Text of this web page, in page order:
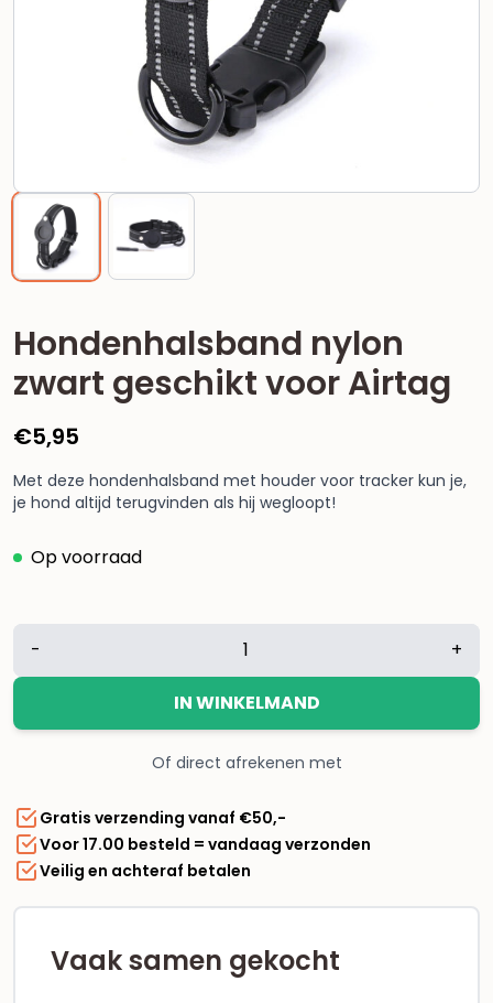
Hondenhalsband nylon
zwart geschikt voor Airtag
€5,95
Met deze hondenhalsband met houder voor tracker kun je,
je hond altijd terugvinden als hij wegloopt!
Op voorraad
zwart
- +
IN WINKELMAND
Of direct afrekenen met
Gratis verzending vanaf €50,-
Voor 17.00 besteld = vandaag verzonden
Veilig en achteraf betalen
Vaak samen gekocht